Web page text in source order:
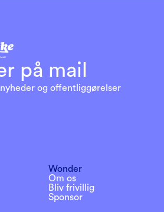
på mail
nyheder og offentliggørelser
Wonder
Om os
Bliv frivillig
Sponsor